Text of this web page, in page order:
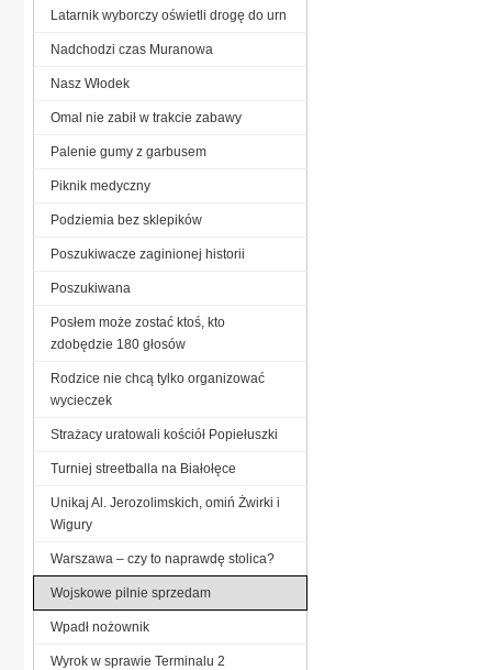
Latarnik wyborczy oświetli drogę do urn
Nadchodzi czas Muranowa
Nasz Włodek
Omal nie zabił w trakcie zabawy
Palenie gumy z garbusem
Piknik medyczny
Podziemia bez sklepików
Poszukiwacze zaginionej historii
Poszukiwana
Posłem może zostać ktoś, kto
zdobędzie 180 głosów
Rodzice nie chcą tylko organizować
wycieczek
Strażacy uratowali kościół Popiełuszki
Turniej streetballa na Białołęce
Unikaj Al. Jerozolimskich, omiń Żwirki i
Wigury
Warszawa – czy to naprawdę stolica?
Wojskowe pilnie sprzedam
Wpadł nożownik
Wyrok w sprawie Terminalu 2